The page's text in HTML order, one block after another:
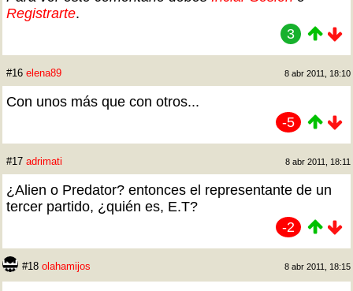
Registrarte.
3
#16 elena89 8 abr 2011, 18:10
Con unos más que con otros...
-5
#17 adrimati 8 abr 2011, 18:11
¿Alien o Predator? entonces el representante de un
tercer partido, ¿quién es, E.T?
-2
#18 olahamijos 8 abr 2011, 18:15